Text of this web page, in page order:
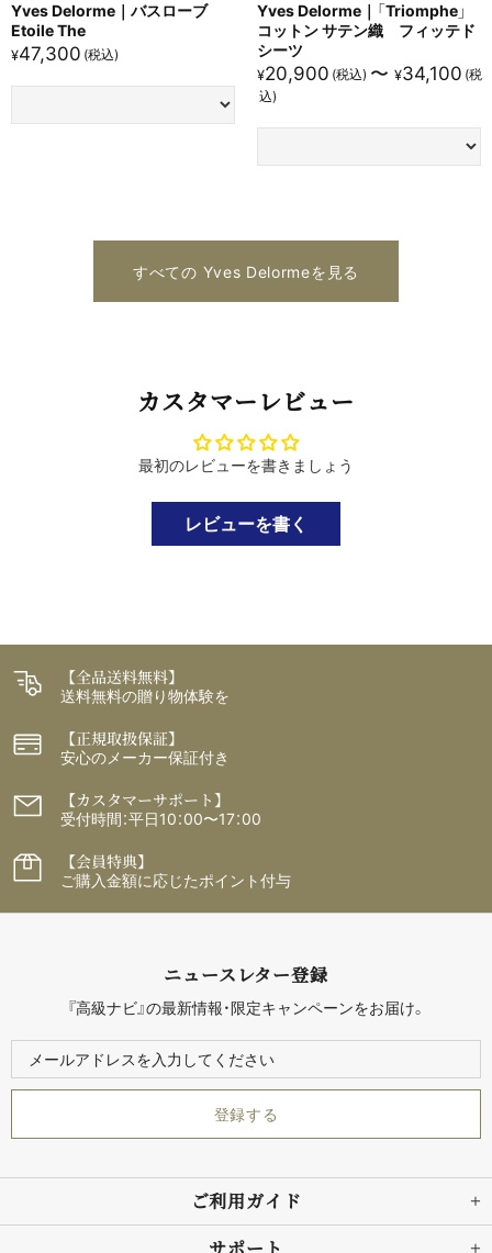
Yves Delorme｜バスローブ
Etoile The
¥47,300
Yves Delorme｜「Triomphe」
コットン サテン織 フィッテド
シーツ
¥20,900 〜 ¥34,100
すべての Yves Delormeを見る
カスタマーレビュー
最初のレビューを書きましょう
レビューを書く
【全品送料無料】
送料無料の贈り物体験を
【正規取扱保証】
安心のメーカー保証付き
【カスタマーサポート】
受付時間：平日10：00〜17：00
【会員特典】
ご購入金額に応じたポイント付与
ご利用ガイド
ニュースレター登録
『高級ナビ』の最新情報・限定キャンペーンをお届け。